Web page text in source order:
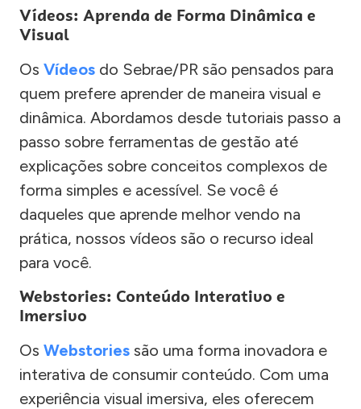
Vídeos: Aprenda de Forma Dinâmica e
Visual
Os Vídeos do Sebrae/PR são pensados para
quem prefere aprender de maneira visual e
dinâmica. Abordamos desde tutoriais passo a
passo sobre ferramentas de gestão até
explicações sobre conceitos complexos de
forma simples e acessível. Se você é
daqueles que aprende melhor vendo na
prática, nossos vídeos são o recurso ideal
para você.
Webstories: Conteúdo Interativo e
Imersivo
Os Webstories são uma forma inovadora e
interativa de consumir conteúdo. Com uma
experiência visual imersiva, eles oferecem